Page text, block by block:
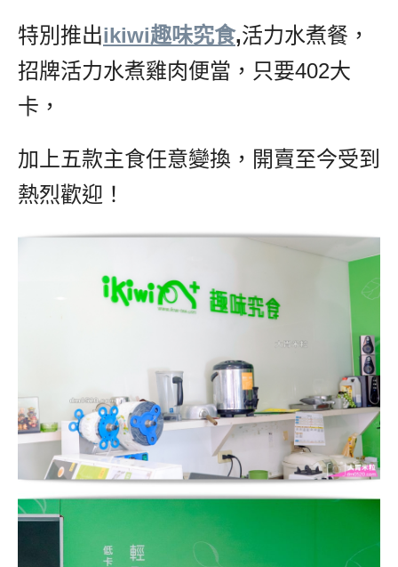
特別推出ikiwi趣味究食,活力水煮餐，
招牌活力水煮雞肉便當，只要402大
卡，
加上五款主食任意變換，開賣至今受到
熱烈歡迎！